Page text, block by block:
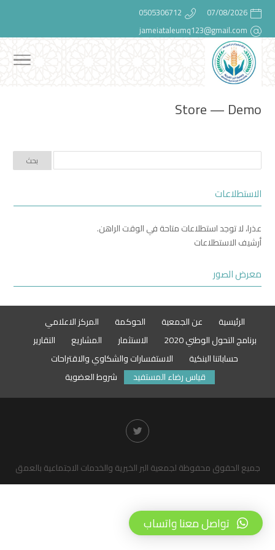
07/08/2026
0505306712
jameiataleumq123@gmail.com
Store — Demo
الاستطلاعات
عذرا، لا توجد استطلاعات متاحة في الوقت الراهن.
أرشيف الاستطلاعات
معرض الصور
الرئيسية عن الجمعية الحوكمة
المركز الاعلامي
برنامج التحول الوطني 2020
الاستثمار المشاريع
التقارير
حساباتنا البنكية
الاستفسارات والشكاوي والاقتراحات
قياس رضاء المستفيد
شروط العضوية
جميع الحقوق محفوظة لجمعية البر الخيرية والخدمات الاجتماعية بالعمق
تواصل معنا واتساب